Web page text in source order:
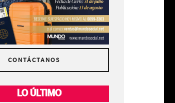
CONTÁCTANOS
LO ÚLTIMO